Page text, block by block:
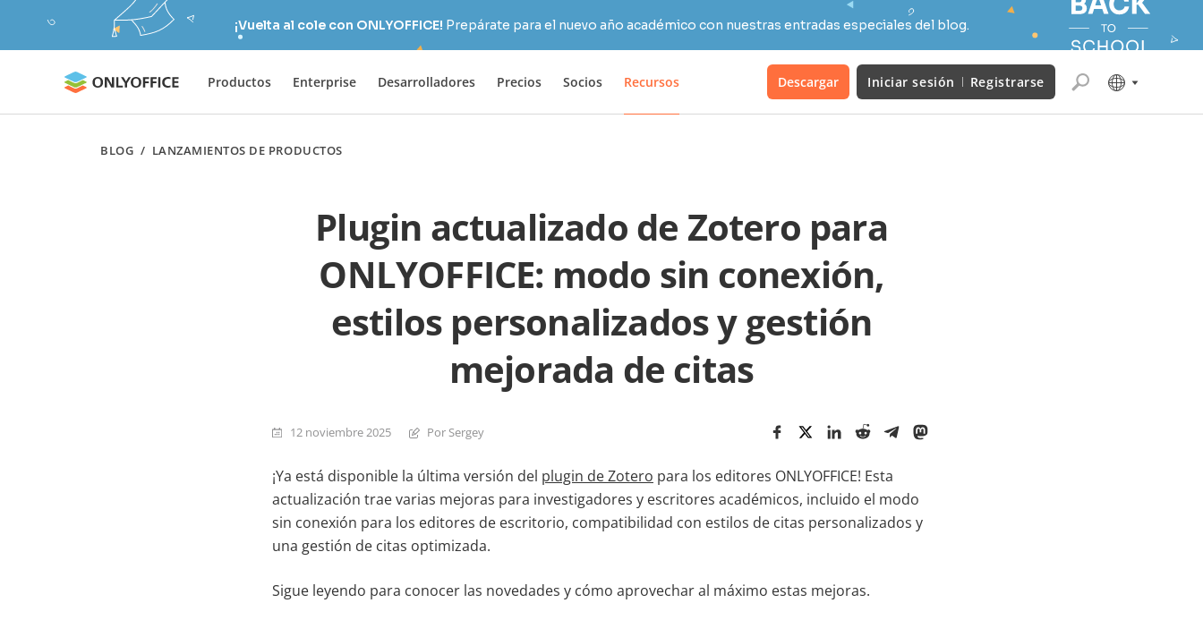
¡Vuelta al cole con ONLYOFFICE! Prepárate para el nuevo año académico con nuestras entradas especiales del blog.
Productos Enterprise Desarrolladores Precios Socios Recursos Descargar Iniciar sesión Registrarse
BLOG / LANZAMIENTOS DE PRODUCTOS
Plugin actualizado de Zotero para
ONLYOFFICE: modo sin conexión,
estilos personalizados y gestión
mejorada de citas
12 noviembre 2025 Por Sergey
¡Ya está disponible la última versión del plugin de Zotero para los editores ONLYOFFICE! Esta
actualización trae varias mejoras para investigadores y escritores académicos, incluido el modo
sin conexión para los editores de escritorio, compatibilidad con estilos de citas personalizados y
una gestión de citas optimizada.
Sigue leyendo para conocer las novedades y cómo aprovechar al máximo estas mejoras.